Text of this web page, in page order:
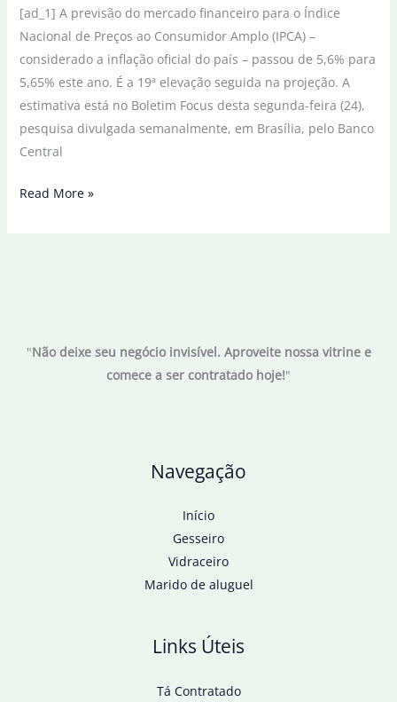
Brasileirão
[ad_1] A previsão do mercado financeiro para o Índice
Nacional de Preços ao Consumidor Amplo (IPCA) –
considerado a inflação oficial do país – passou de 5,6% para
5,65% este ano. É a 19ª elevação seguida na projeção. A
estimativa está no Boletim Focus desta segunda-feira (24),
pesquisa divulgada semanalmente, em Brasília, pelo Banco
Central
Pela
previsão
Read More »
"Não deixe seu negócio invisível. Aproveite nossa vitrine e
comece a ser contratado hoje!"
Navegação
Início
Gesseiro
Vidraceiro
Marido de aluguel
Links Úteis
Tá Contratado